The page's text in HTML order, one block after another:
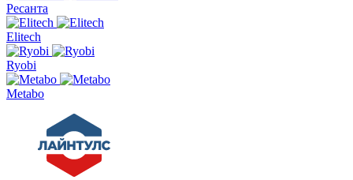
Ресанта
Elitech
Ryobi
Metabo